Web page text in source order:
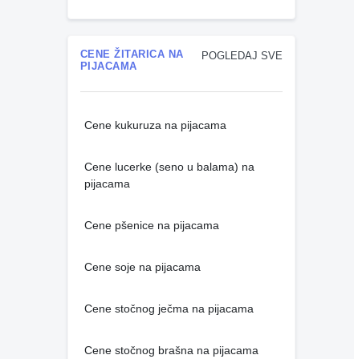
POGLEDAJ SVE
CENE ŽITARICA NA
PIJACAMA
Cene kukuruza na pijacama
Cene lucerke (seno u balama) na
pijacama
Cene pšenice na pijacama
Cene soje na pijacama
Cene stočnog ječma na pijacama
Cene stočnog brašna na pijacama